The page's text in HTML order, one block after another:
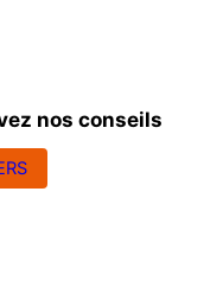
nos conseils